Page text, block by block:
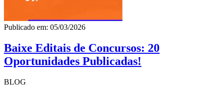
Publicado em: 05/03/2026
Baixe Editais de Concursos: 20
Oportunidades Publicadas!
BLOG